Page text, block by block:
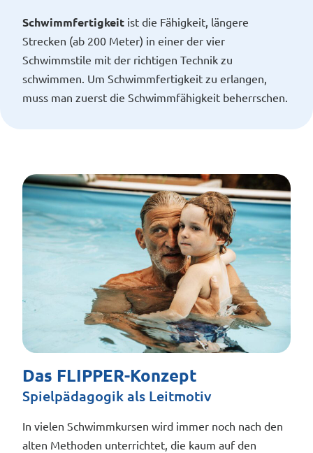
Schwimmfertigkeit ist die Fähigkeit, längere
Strecken (ab 200 Meter) in einer der vier
Schwimmstile mit der richtigen Technik zu
schwimmen. Um Schwimmfertigkeit zu erlangen,
muss man zuerst die Schwimmfähigkeit beherrschen.
Das FLIPPER-Konzept
Spielpädagogik als Leitmotiv
In vielen Schwimmkursen wird immer noch nach den
alten Methoden unterrichtet, die kaum auf den